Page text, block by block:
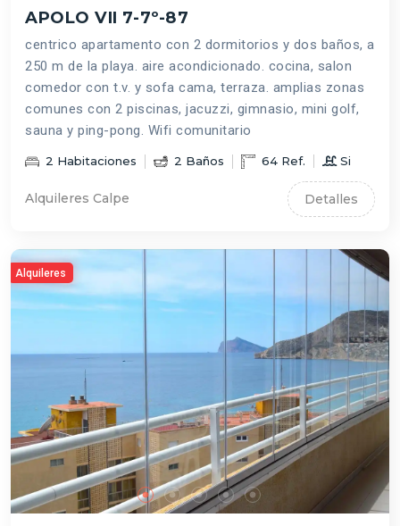
APOLO VII 7-7º-87
centrico apartamento con 2 dormitorios y dos baños, a
250 m de la playa. aire acondicionado. cocina, salon
comedor con t.v. y sofa cama, terraza. amplias zonas
comunes con 2 piscinas, jacuzzi, gimnasio, mini golf,
sauna y ping-pong. Wifi comunitario
2 Habitaciones 2 Baños 64 Ref. Si
Alquileres Calpe Detalles
Alquileres